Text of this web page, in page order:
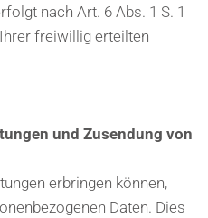
nach Art. 6 Abs. 1 S. 1
freiwillig erteilten
und Zusendung von
erbringen können,
Daten. Dies